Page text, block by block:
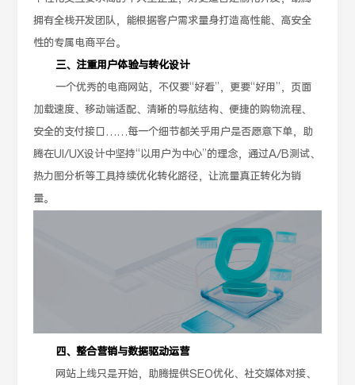
拥有全栈开发团队，能根据客户需求量身打造高性能、高安全
性的专属电商平台。
三、注重用户体验与转化设计
一个优秀的电商网站，不仅要“好看”，更要“好用”，页面
加载速度、移动端适配、清晰的导航结构、便捷的购物流程、
安全的支付接口……每一个细节都关乎用户是否愿意下单，助
腾在UI/UX设计中坚持“以用户为中心”的理念，通过A/B测试、
热力图分析等工具持续优化转化路径，让流量真正转化为销
量。
四、整合营销与数据驱动运营
网站上线只是开始，助腾提供SEO优化、社交媒体对接、